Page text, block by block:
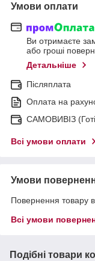
Умови оплати
Ви отримаєте
або гроші
Детальніше
Післяплата
Оплата на
САМОВИВІЗ
Всі умови оплати
Умови
Повернення товару
Всі умови
Подібні товари